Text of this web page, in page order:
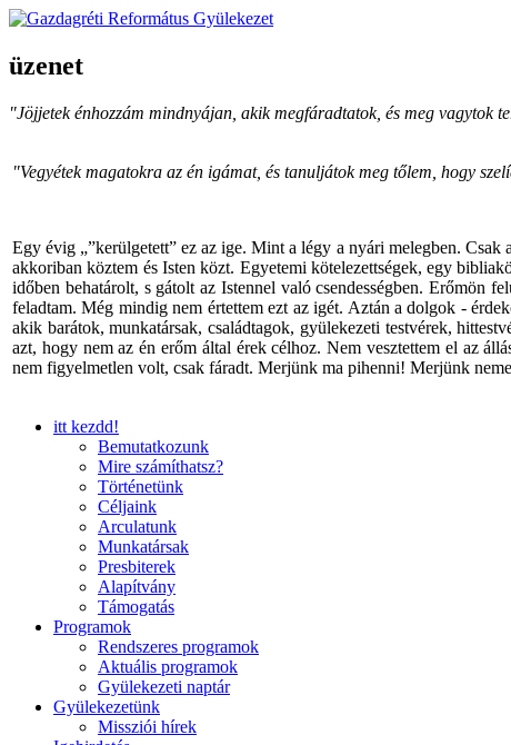
üzenet
"Jöjjetek énhozzám mindnyájan, akik megfáradtatok, és meg vagytok
"Vegyétek magatokra az én igámat, és tanuljátok meg tőlem, hogy
Egy évig „”kerülgetett” ez az ige. Mint a légy a nyári melegben.
akkoriban köztem és Isten közt. Egyetemi kötelezettségek, egy
időben behatárolt, s gátolt az Istennel való csendességben. Erőmön
feladtam. Még mindig nem értettem ezt az igét. Aztán a dolgok -
akik barátok, munkatársak, családtagok, gyülekezeti testvérek,
azt, hogy nem az én erőm által érek célhoz. Nem vesztettem el az
nem figyelmetlen volt, csak fáradt. Merjünk ma pihenni! Merjünk
itt kezdd!
Bemutatkozunk
Mire számíthatsz?
Történetünk
Céljaink
Arculatunk
Munkatársak
Presbiterek
Alapítvány
Támogatás
Programok
Rendszeres programok
Aktuális programok
Gyülekezeti naptár
Gyülekezetünk
Missziói hírek